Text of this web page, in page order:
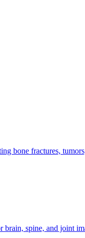
bone fractures,
brain, spine, and joint